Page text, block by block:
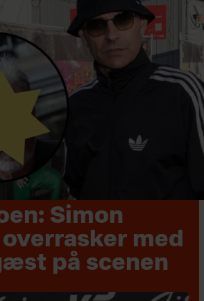
Simon
overrasker med
på scenen